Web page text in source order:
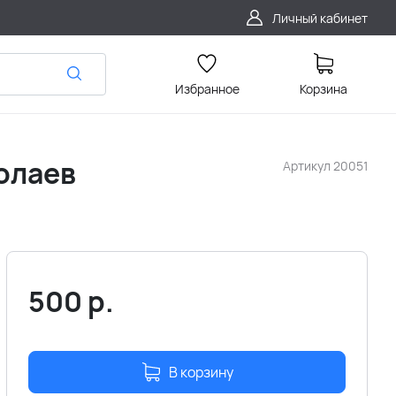
Личный кабинет
Избранное Корзина
Артикул 20051
500 р.
В корзину